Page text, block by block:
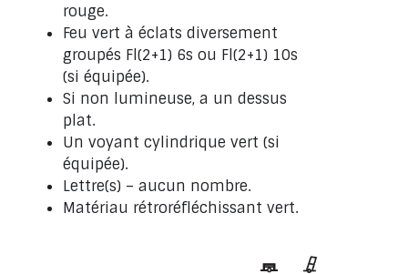
rouge.
Feu vert à éclats diversement
groupés Fl(2+1) 6s ou Fl(2+1) 10s
(si équipée).
Si non lumineuse, a un dessus
plat.
Un voyant cylindrique vert (si
équipée).
Lettre(s) – aucun nombre.
Matériau rétroréfléchissant vert.